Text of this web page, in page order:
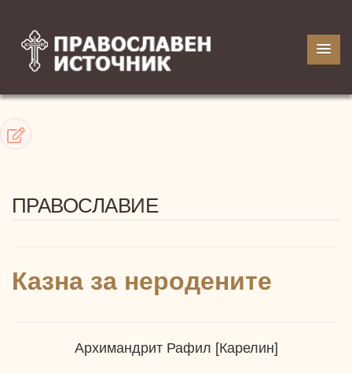
ПРАВОСЛАВИЕ
Казна за неродените
Архимандрит Рафил [Карелин]